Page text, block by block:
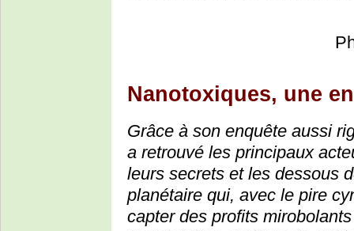
Nanotoxiques, une
Grâce à son enquête aussi
a retrouvé les principaux
leurs secrets et les dessous
planétaire qui, avec le pire
capter des profits